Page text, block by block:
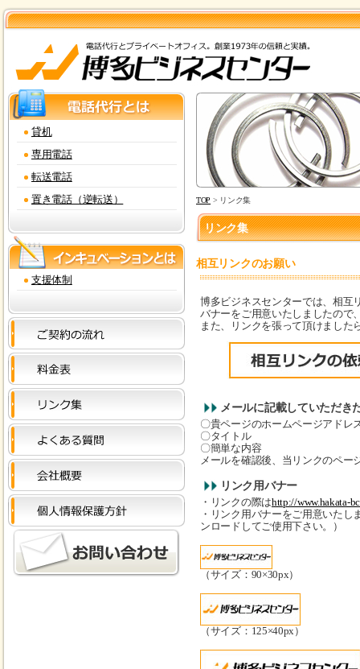
貸机
専用電話
転送電話
置き電話（逆転送）
支援体制
TOP > リンク集
リンク集
相互リンクのお願い
博多ビジネスセンターでは、相互
バナーをご用意いたしましたので
また、リンクを張って頂けました
メールに記載していただき
〇貴ページのホームページアドレ
〇タイトル
〇簡単な内容
メールを確認後、当リンクのペー
リンク用バナー
・リンクの際はhttp://www.hakata-
・リンク用バナーをご用意いた
ンロードしてご使用下さい。）
（サイズ：90×30px）
（サイズ：125×40px）